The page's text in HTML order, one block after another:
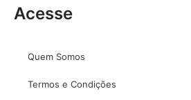
Acesse
Quem Somos
Termos e Condições